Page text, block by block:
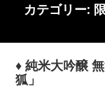
カテゴリー:
♦ 純米大吟醸
狐」